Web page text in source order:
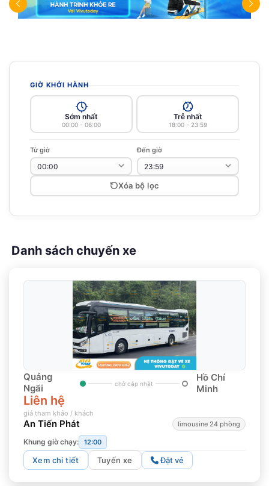
GIỜ KHỞI HÀNH
Sớm nhất
00:00 - 06:00
Trễ nhất
18:00 - 23:59
Từ giờ Đến giờ
Xóa bộ lọc
Danh sách chuyến xe
Quảng
Ngãi
chờ cập nhật
Hồ Chí
Minh
Liên hệ
giá tham khảo / khách
An Tiến Phát limousine 24 phòng
Khung giờ chạy: 12:00
Xem chi tiết Tuyến xe Đặt vé